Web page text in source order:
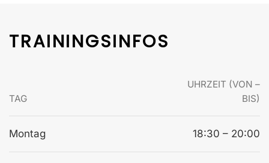
TRAININGSINFOS
TAG
UHRZEIT (VON –
BIS)
Montag 18:30 – 20:00